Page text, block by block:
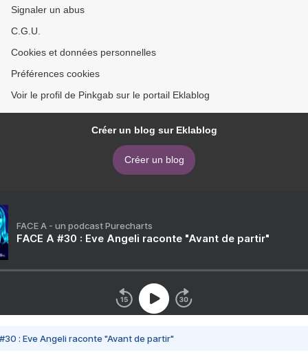
Signaler un abus
C.G.U.
Cookies et données personnelles
Préférences cookies
Voir le profil de Pinkgab sur le portail Eklablog
Créer un blog sur Eklablog
Créer un blog
FACE A - un podcast Purecharts
FACE A #30 : Eve Angeli raconte "Avant de partir"
#30 : Eve Angeli raconte "Avant de partir"